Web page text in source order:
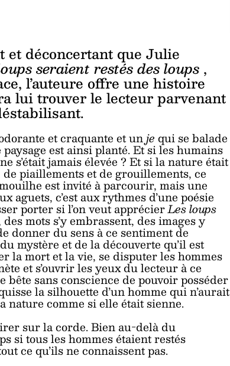
et déconcertant que Julie
seraient restés des loups ,
l’auteure offre une histoire
lui trouver le lecteur parvenant
et craquante et unjequi se balade
est ainsi planté. Et si les humains
s’était jamais élevée ? Et si la nature était
piaillements et de grouillements, ce
est invité à parcourir, mais une
c’est aux rythmes d’une poésie
porter si l’on veut apprécierLes loups
mots s’y embrassent, des images y
donner du sens à ce sentiment de
mystère et de la découverte qu’il est
la mort et la vie, se disputer les hommes
et s’ouvrir les yeux du lecteur à ce
bête sans conscience de pouvoir posséder
la silhouette d’un homme qui n’aurait
nature comme si elle était sienne.
sur la corde. Bien au-delà du
si tous les hommes étaient restés
ce qu’ils ne connaissent pas.